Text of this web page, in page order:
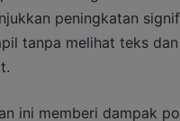
peningkatan
tanpa melihat teks
ini memberi dampak